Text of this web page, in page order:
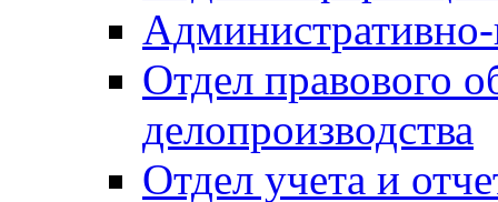
Отдел правового
делопроизводства
Отдел учета и